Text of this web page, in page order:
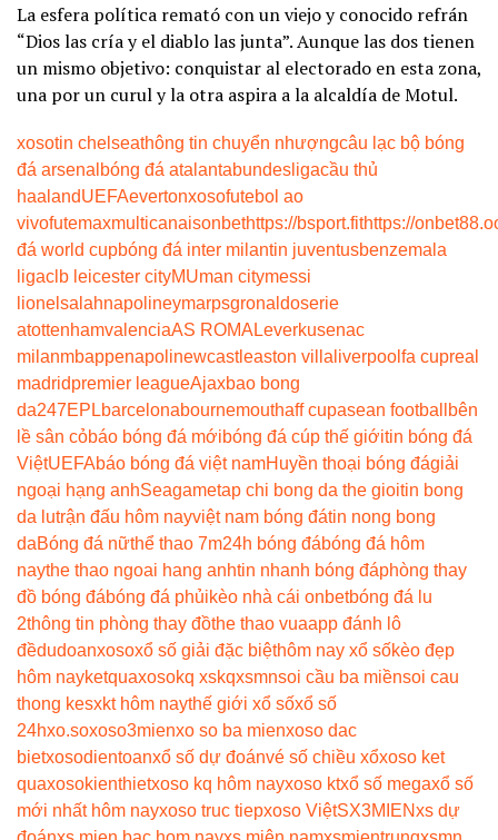
La esfera política remató con un viejo y conocido refrán
“Dios las cría y el diablo las junta”. Aunque las dos tienen
un mismo objetivo: conquistar al electorado en esta zona,
una por un curul y la otra aspira a la alcaldía de Motul.
xosotin chelseathông tin chuyển nhượngcâu lạc bộ bóng
đá arsenal bóng đá atalantabundesligacầu thủ
haalandUEFAevertonxosofutebol ao
vivofutemaxmulticanaisonbethttps://bsport.fithttps://
đá world cupbóng đá inter milantin juventusbenzema la
ligaclb leicester cityMUman citymessi
lionel salahnapolineymarpsgronaldoserie
atottenhamvalenciaAS ROMA Leverkusenac
milanmbappenapolinewcastleaston villa liverpool fa cupreal
madridpremier leagueAjaxbao bong
da247EPLbarcelonabournemouthaff cupasean football
bên
lề sân cỏbáo bóng đá mớibóng đá cúp thế giớitin bóng đá
ViệtUEFAbáo bóng đá việt namHuyền thoại bóng đágiải
ngoại hạng anhSeagametap chi bong da the gioitin bong
da lutrận đấu hôm nayviệt nam bóng đátin nong bong
daBóng đá nữthể thao 7m24h bóng đábóng đá hôm
naythe thao ngoai hang anhtin nhanh bóng đáphòng thay
đồ bóng đábóng đá phủikèo nhà cái onbetbóng đá lu
2thông tin phòng thay đồthe thao vuaapp đánh lô
đềdudoanxosoxổ số giải đặc biệthôm nay xổ sốkèo đẹp
hôm nayketquaxosokq xskqxsmnsoi cầu ba miềnsoi cau
thong kesxkt hôm naythế giới xổ sốxổ số
24hxo.soxoso3mienxo so ba mienxoso dac
bietxosodientoanxổ số dự đoánvé số chiều xổxoso ket
quaxosokienthietxoso kq hôm nayxoso ktxổ số megaxổ số
mới nhất hôm nayxoso truc tiepxoso ViệtSX3MIENxs dự